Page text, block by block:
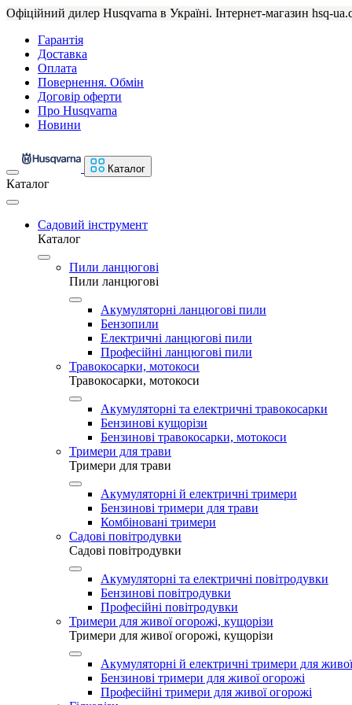
Офіційний дилер Husqvarna в Україні. Інтернет-магазин hsq-
Гарантія
Доставка
Оплата
Повернення. Обмін
Договір оферти
Про Husqvarna
Новини
Каталог
Каталог
Садовий інструмент
Каталог
Пили ланцюгові
Пили ланцюгові
Акумуляторні ланцюгові пили
Бензопили
Електричні ланцюгові пили
Професійні ланцюгові пили
Травокосарки, мотокоси
Травокосарки, мотокоси
Акумуляторні та електричні травокосарки
Бензинові кущорізи
Бензинові травокосарки, мотокоси
Тримери для трави
Тримери для трави
Акумуляторні й електричні тримери
Бензинові тримери для трави
Комбіновані тримери
Садові повітродувки
Садові повітродувки
Акумуляторні та електричні повітродувки
Бензинові повітродувки
Професійні повітродувки
Тримери для живої огорожі, кущорізи
Тримери для живої огорожі, кущорізи
Акумуляторні й електричні тримери для
Бензинові тримери для живої огорожі
Професійні тримери для живої огорожі